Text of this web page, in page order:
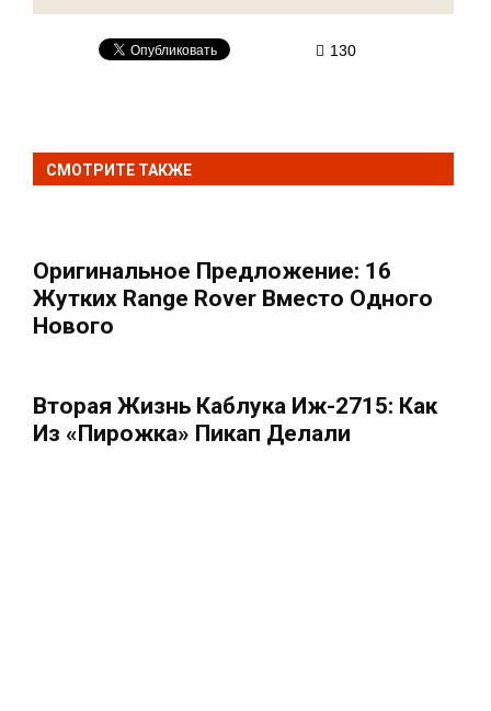
130
СМОТРИТЕ ТАКЖЕ
Оригинальное Предложение: 16
Жутких Range Rover Вместо Одного
Нового
Вторая Жизнь Каблука Иж-2715: Как
Из «Пирожка» Пикап Делали